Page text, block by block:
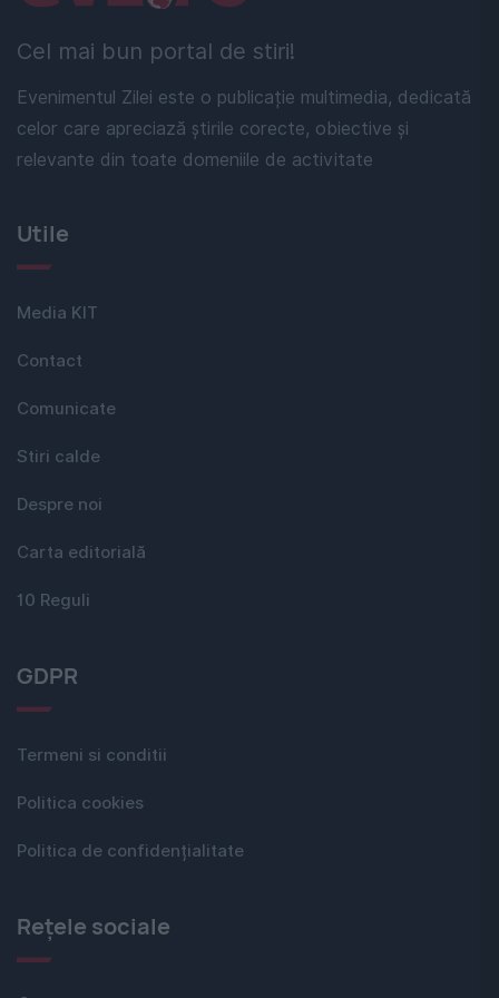
Cel mai bun portal de stiri!
Evenimentul Zilei este o publicație multimedia, dedicată
celor care apreciază știrile corecte, obiective și
relevante din toate domeniile de activitate
Utile
Media KIT
Contact
Comunicate
Stiri calde
Despre noi
Carta editorială
10 Reguli
GDPR
Termeni si conditii
Politica cookies
Politica de confidențialitate
Rețele sociale